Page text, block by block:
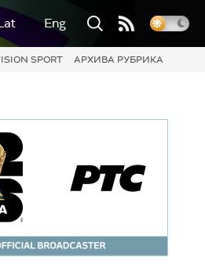
Eng
SPORT АРХИВА РУБРИКА